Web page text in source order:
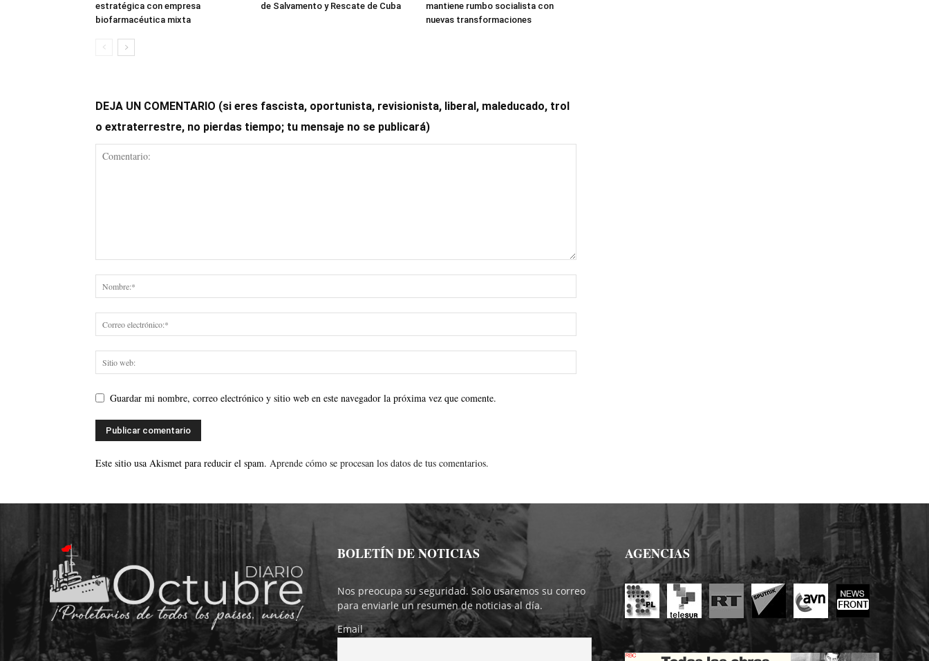
estratégica con empresa
biofarmacéutica mixta
de Salvamento y Rescate de Cuba
mantiene rumbo socialista con
nuevas transformaciones
DEJA UN COMENTARIO (si eres fascista, oportunista, revisionista, liberal, maleducado, trol
o extraterrestre, no pierdas tiempo; tu mensaje no se publicará)
Guardar mi nombre, correo electrónico y sitio web en este navegador la próxima vez que comente.
Este sitio usa Akismet para reducir el spam. Aprende cómo se procesan los datos de tus comentarios.
BOLETÍN DE NOTICIAS
Nos preocupa su seguridad. Solo usaremos su correo
para enviarle un resumen de noticias al día.
Email
AGENCIAS